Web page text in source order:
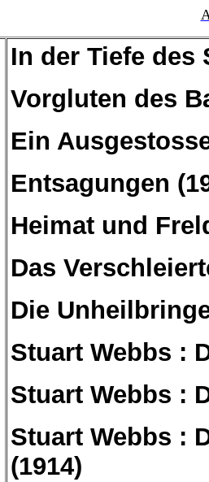
In der Tiefe des
Vorgluten des
Ein
Entsagungen
Heimat und
Das
Die
Stuart Webbs :
Stuart Webbs :
Stuart Webbs :
(1914)